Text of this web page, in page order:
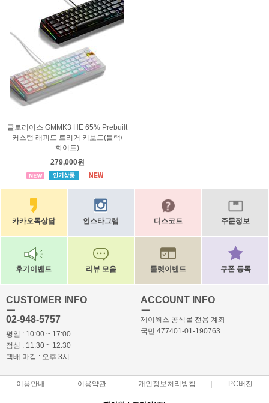
글로리어스 GMMK3 HE 65% Prebuilt
커스텀 래피드 트리거 키보드(블랙/
화이트)
279,000원
카카오톡상담 인스타그램 디스코드 주문정보
후기이벤트 리뷰 모음 룰렛이벤트 쿠폰 등록
CUSTOMER INFO
ㅡ
02-948-5757
평일 : 10:00 ~ 17:00
점심 : 11:30 ~ 12:30
택배 마감 : 오후 3시
ACCOUNT INFO
ㅡ
제이웍스 공식몰 전용 계좌
국민 477401-01-190763
이용안내 이용약관 개인정보처리방침 PC버전